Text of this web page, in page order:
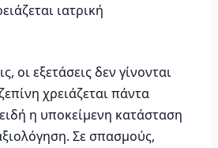
ιατρική
οι εξετάσεις δεν γίνονται
χρειάζεται πάντα
η υποκείμενη κατάσταση
Σε σπασμούς,